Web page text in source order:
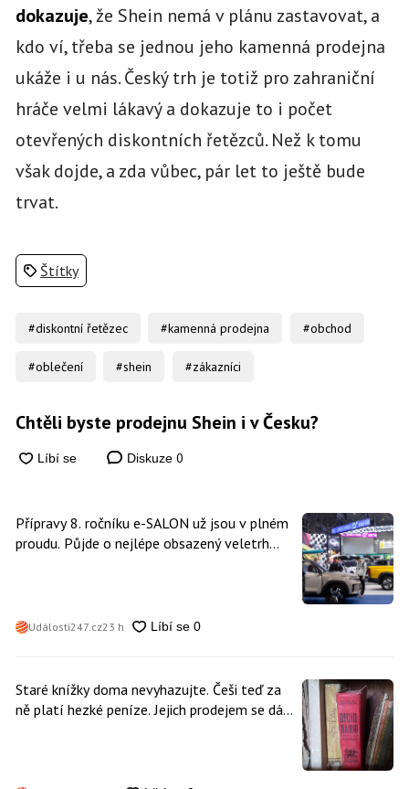
dokazuje, že Shein nemá v plánu zastavovat, a
kdo ví, třeba se jednou jeho kamenná prodejna
ukáže i u nás. Český trh je totiž pro zahraniční
hráče velmi lákavý a dokazuje to i počet
otevřených diskontních řetězců. Než k tomu
však dojde, a zda vůbec, pár let to ještě bude
trvat.
Štítky
#diskontní řetězec #kamenná prodejna #obchod
#oblečení #shein #zákazníci
Chtěli byste prodejnu Shein i v Česku?
Diskuze 0
Přípravy 8. ročníku e-SALON už jsou v plném
proudu. Půjde o nejlépe obsazený veletrh
Události247.cz23 h
Staré knížky doma nevyhazujte. Češi teď za
ně platí hezké peníze. Jejich prodejem se dá